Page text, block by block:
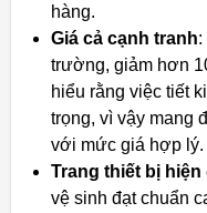
hàng.
Giá cả cạnh tranh:
trường, giảm hơn
hiểu rằng việc tiết
trọng, vì vậy mang
với mức giá hợp lý.
Trang thiết bị hiện
vệ sinh đạt chuẩn